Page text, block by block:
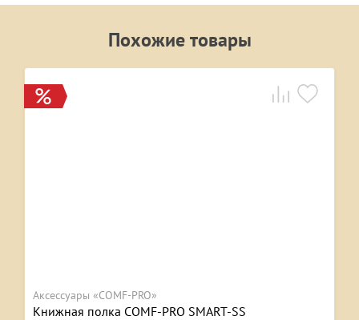
Похожие товары
Аксессуары «COMF-PRO»
Книжная полка COMF-PRO SMART-SS